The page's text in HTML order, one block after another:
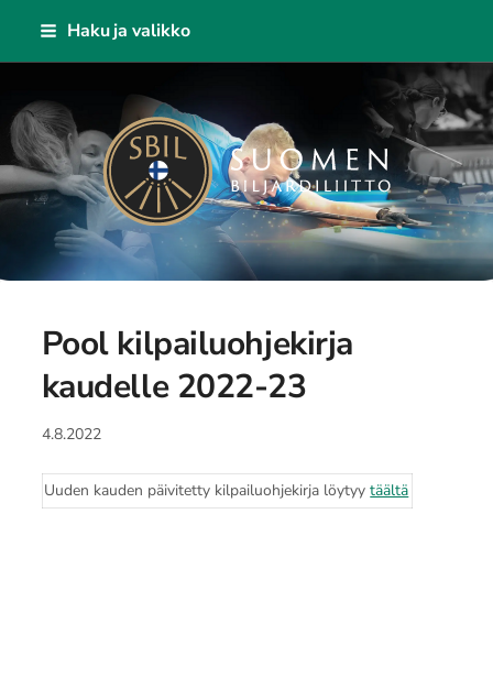
Siirry
Haku ja valikko
Suomen Biljardiliitto ry
Pool kilpailuohjekirja
kaudelle 2022-23
4.8.2022
Uuden kauden päivitetty kilpailuohjekirja löytyytäältä